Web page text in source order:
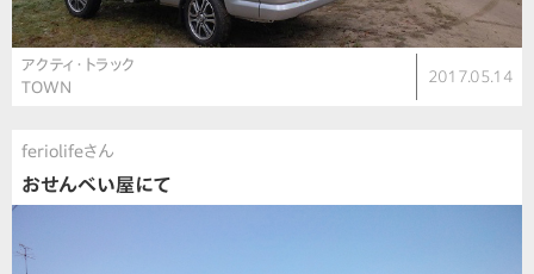
アクティ・トラック
TOWN
2017.05.14
feriolifeさん
おせんべい屋にて